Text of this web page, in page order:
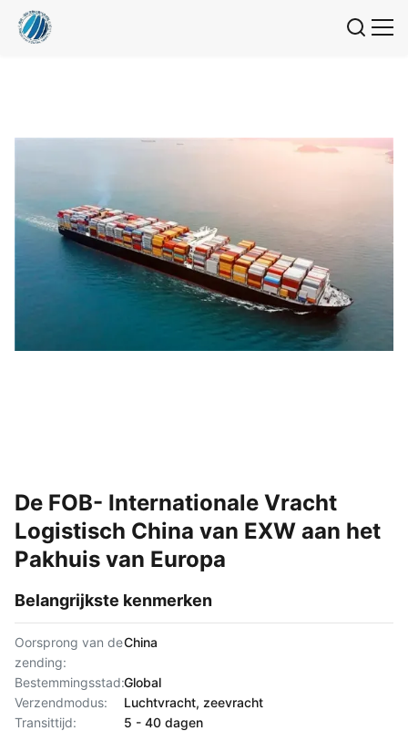
De FOB- Internationale Vracht
Logistisch China van EXW aan het
Pakhuis van Europa
Belangrijkste kenmerken
Oorsprong van de
zending:
China
Bestemmingsstad:Global
Verzendmodus:
Luchtvracht, zeevracht
Transittijd:
5 - 40 dagen